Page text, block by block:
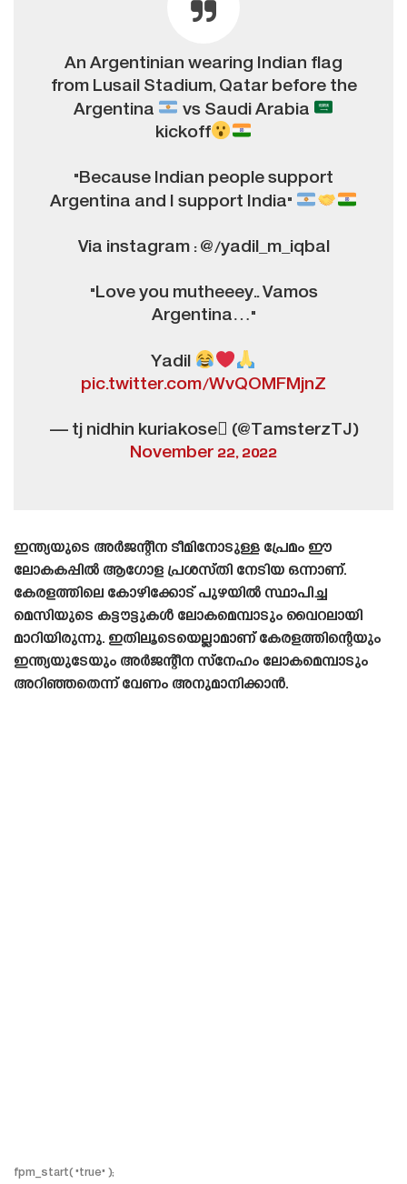
An Argentinian wearing Indian flag
from Lusail Stadium, Qatar before the
Argentina
vs Saudi Arabia
kickoff
"Because Indian people support
Argentina and I support India"
Via instagram : @/yadil_m_iqbal
"Love you mutheeey.. Vamos
Argentina…"
Yadil
pic.twitter.com/WvQOMFMjnZ
— tj nidhin kuriakose (@TamsterzTJ)
November 22, 2022
ഇന്ത്യയുടെ അർജന്റീന ടീമിനോടുള്ള പ്രേമം ഈ
ലോകകപ്പിൽ ആഗോള പ്രശസ്‌തി നേടിയ ഒന്നാണ്.
കേരളത്തിലെ കോഴിക്കോട് പുഴയിൽ സ്ഥാപിച്ച
മെസിയുടെ കട്ടൗട്ടുകൾ ലോകമെമ്പാടും വൈറലായി
മാറിയിരുന്നു. ഇതിലൂടെയെല്ലാമാണ് കേരളത്തിന്റെയും
ഇന്ത്യയുടേയും അർജന്റീന സ്നേഹം ലോകമെമ്പാടും
അറിഞ്ഞതെന്ന് വേണം അനുമാനിക്കാൻ.
fpm_start( "true" );